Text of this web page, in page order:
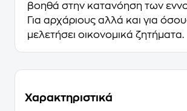
βοηθά στην κατανόηση των
Για αρχάριους αλλά και για
μελετήσει οικονομικά ζητήματα.
Χαρακτηριστικά